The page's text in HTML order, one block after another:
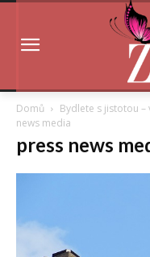
Domů Bydlete s jistotou
news media
press news